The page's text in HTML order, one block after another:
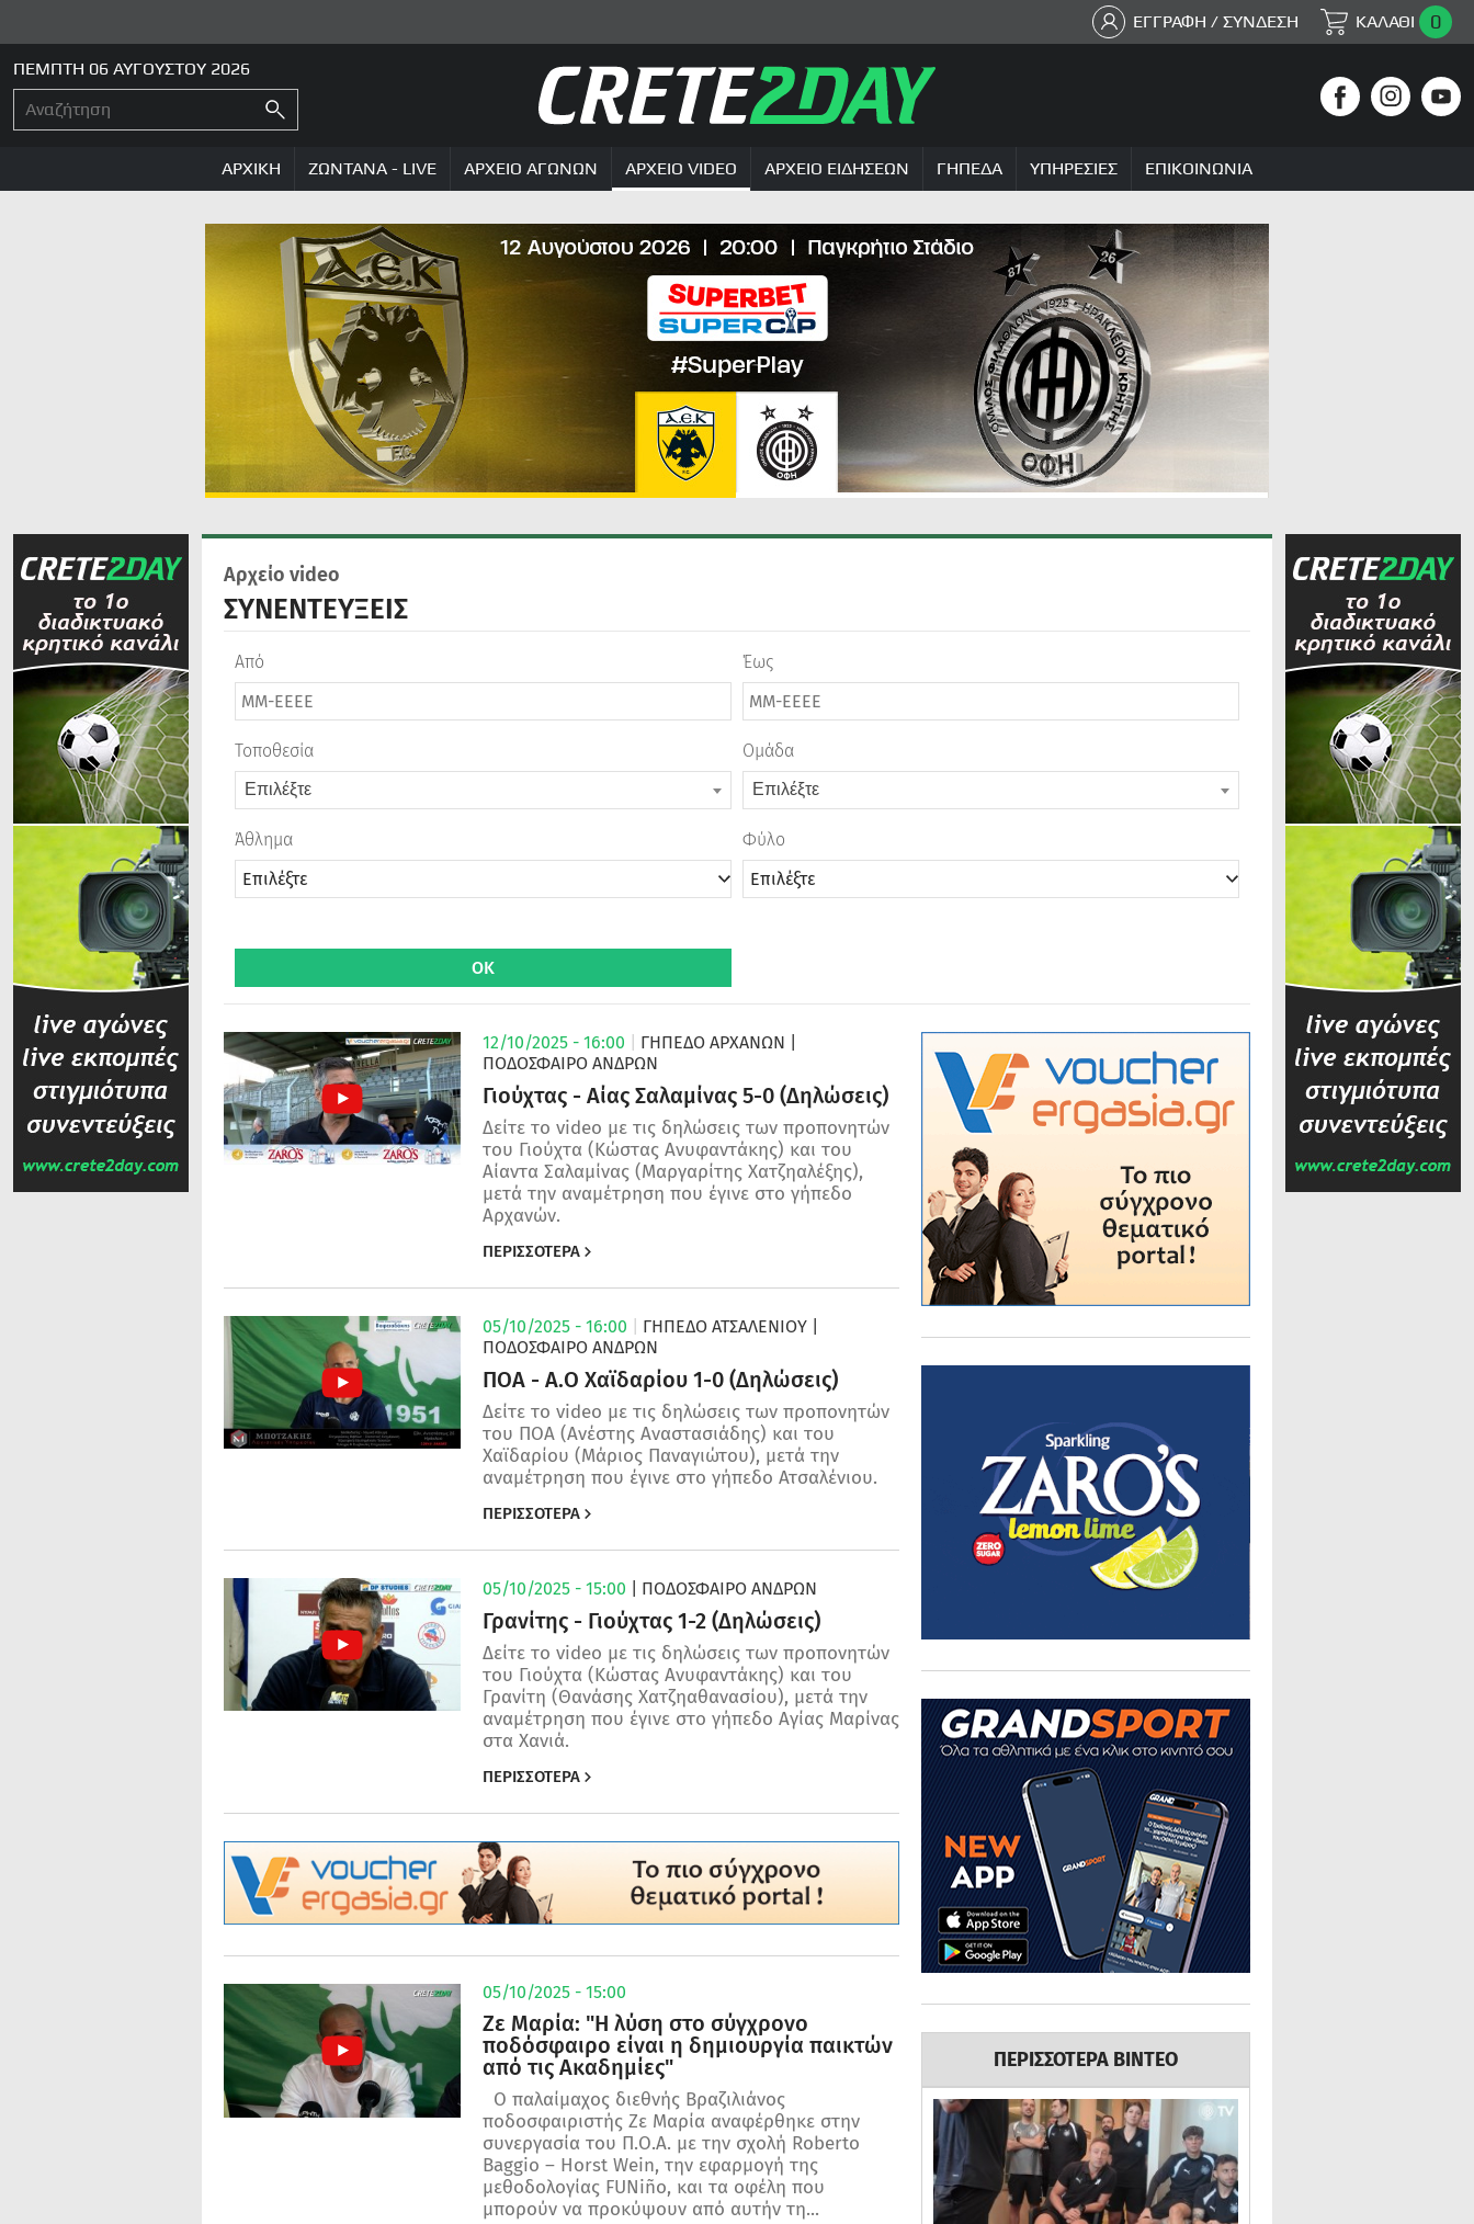
ΕΓΓΡΑΦΗ / ΣΥΝΔΕΣΗ ΚΑΛΑΘΙ 0
ΠΕΜΠΤΗ 06 ΑΥΓΟΥΣΤΟΥ 2026
ΑΡΧΙΚΗ ΖΩΝΤΑΝΑ - LIVE ΑΡΧΕΙΟ ΑΓΩΝΩΝ ΑΡΧΕΙΟ VIDEO ΑΡΧΕΙΟ ΕΙΔΗΣΕΩΝ ΓΗΠΕΔΑ ΥΠΗΡΕΣΙΕΣ ΕΠΙΚΟΙΝΩΝΙΑ
Αρχείο video
ΣΥΝΕΝΤΕΥΞΕΙΣ
Από Έως
Τοποθεσία
Επιλέξτε
Ομάδα
Επιλέξτε
Άθλημα Φύλο
12/10/2025 - 16:00 ΓΗΠΕΔΟ ΑΡΧΑΝΩΝ
ΠΟΔΌΣΦΑΙΡΟ ΑΝΔΡΏΝ
Γιούχτας - Αίας Σαλαμίνας 5-0 (Δηλώσεις)
Δείτε το video με τις δηλώσεις των προπονητών
του Γιούχτα (Κώστας Ανυφαντάκης) και του
Αίαντα Σαλαμίνας (Μαργαρίτης Χατζηαλέξης),
μετά την αναμέτρηση που έγινε στο γήπεδο
Αρχανών.
ΠΕΡΙΣΣΟΤΕΡΑ
05/10/2025 - 16:00 ΓΗΠΕΔΟ ΑΤΣΑΛΕΝΙΟΥ
ΠΟΔΌΣΦΑΙΡΟ ΑΝΔΡΏΝ
ΠΟΑ - Α.Ο Χαϊδαρίου 1-0 (Δηλώσεις)
Δείτε το video με τις δηλώσεις των προπονητών
του ΠΟΑ (Ανέστης Αναστασιάδης) και του
Χαϊδαρίου (Μάριος Παναγιώτου), μετά την
αναμέτρηση που έγινε στο γήπεδο Ατσαλένιου.
ΠΕΡΙΣΣΟΤΕΡΑ
05/10/2025 - 15:00 | ΠΟΔΌΣΦΑΙΡΟ ΑΝΔΡΏΝ
Γρανίτης - Γιούχτας 1-2 (Δηλώσεις)
Δείτε το video με τις δηλώσεις των προπονητών
του Γιούχτα (Κώστας Ανυφαντάκης) και του
Γρανίτη (Θανάσης Χατζηαθανασίου), μετά την
αναμέτρηση που έγινε στο γήπεδο Αγίας Μαρίνας
στα Χανιά.
ΠΕΡΙΣΣΟΤΕΡΑ
05/10/2025 - 15:00
Ζε Μαρία: "Η λύση στο σύγχρονο
ποδόσφαιρο είναι η δημιουργία παικτών
από τις Ακαδημίες"
Ο παλαίμαχος διεθνής Βραζιλιάνος
ποδοσφαιριστής Ζε Μαρία αναφέρθηκε στην
συνεργασία του Π.Ο.Α. με την σχολή Roberto
Baggio – Horst Wein, την εφαρμογή της
μεθοδολογίας FUNiño, και τα οφέλη που
μπορούν να προκύψουν από αυτήν τη...
ΠΕΡΙΣΣΟΤΕΡΑ ΒΙΝΤΕΟ